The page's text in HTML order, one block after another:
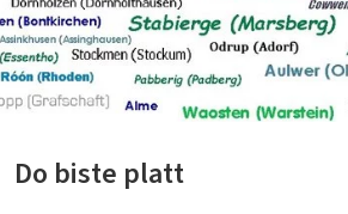
Do biste platt